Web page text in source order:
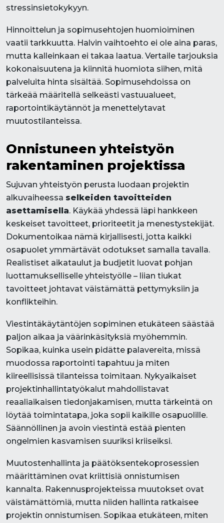
stressinsietokykyyn.
Hinnoittelun ja sopimusehtojen huomioiminen
vaatii tarkkuutta. Halvin vaihtoehto ei ole aina paras,
mutta kalleinkaan ei takaa laatua. Vertaile tarjouksia
kokonaisuutena ja kiinnitä huomiota siihen, mitä
palveluita hinta sisältää. Sopimusehdoissa on
tärkeää määritellä selkeästi vastuualueet,
raportointikäytännöt ja menettelytavat
muutostilanteissa.
Onnistuneen yhteistyön
rakentaminen projektissa
Sujuvan yhteistyön perusta luodaan projektin
alkuvaiheessa selkeiden tavoitteiden
asettamisella. Käykää yhdessä läpi hankkeen
keskeiset tavoitteet, prioriteetit ja menestystekijät.
Dokumentoikaa nämä kirjallisesti, jotta kaikki
osapuolet ymmärtävät odotukset samalla tavalla.
Realistiset aikataulut ja budjetit luovat pohjan
luottamukselliselle yhteistyölle – liian tiukat
tavoitteet johtavat väistämättä pettymyksiin ja
konflikteihin.
Viestintäkäytäntöjen sopiminen etukäteen säästää
paljon aikaa ja väärinkäsityksiä myöhemmin.
Sopikaa, kuinka usein pidätte palavereita, missä
muodossa raportointi tapahtuu ja miten
kiireellisissä tilanteissa toimitaan. Nykyaikaiset
projektinhallintatyökalut mahdollistavat
reaaliaikaisen tiedonjakamisen, mutta tärkeintä on
löytää toimintatapa, joka sopii kaikille osapuolille.
Säännöllinen ja avoin viestintä estää pienten
ongelmien kasvamisen suuriksi kriiseiksi.
Muutostenhallinta ja päätöksentekoprosessien
määrittäminen ovat kriittisiä onnistumisen
kannalta. Rakennusprojekteissa muutokset ovat
väistämättömiä, mutta niiden hallinta ratkaisee
projektin onnistumisen. Sopikaa etukäteen, miten